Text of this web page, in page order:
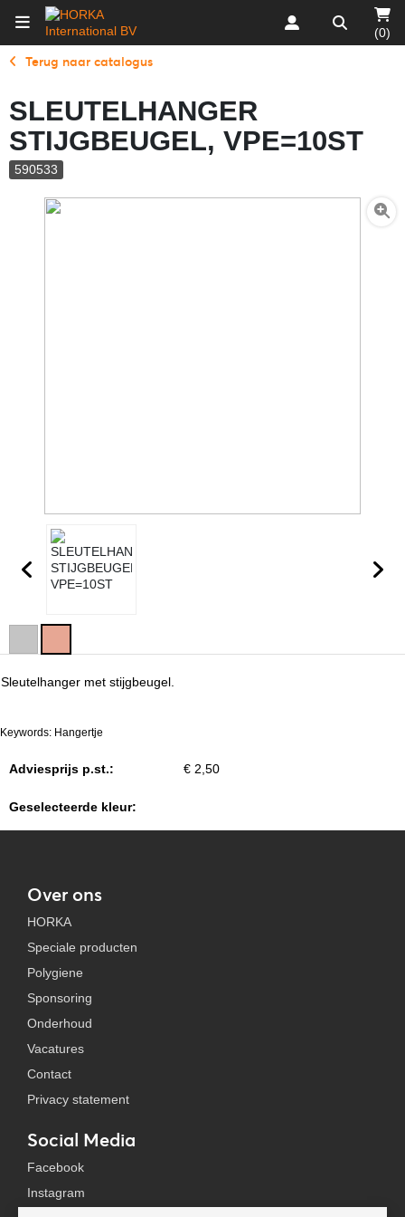
(0)
Terug naar catalogus
SLEUTELHANGER
STIJGBEUGEL, VPE=10ST
590533
Sleutelhanger met stijgbeugel.
Keywords: Hangertje
Adviesprijs p.st.: € 2,50
Geselecteerde kleur:
Over ons
HORKA
Speciale producten
Polygiene
Sponsoring
Onderhoud
Vacatures
Contact
Privacy statement
Social Media
Facebook
Instagram